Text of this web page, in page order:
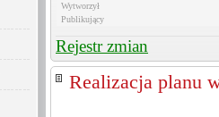
Wytworzył
Publikujący
Rejestr zmian
Realizacja planu